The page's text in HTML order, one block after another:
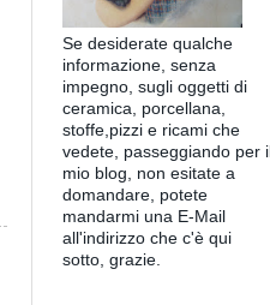
Se desiderate qualche
informazione, senza
impegno, sugli oggetti di
ceramica, porcellana,
stoffe,pizzi e ricami che
vedete, passeggiando per il
mio blog, non esitate a
domandare, potete
mandarmi una E-Mail
all'indirizzo che c'è qui
sotto, grazie.